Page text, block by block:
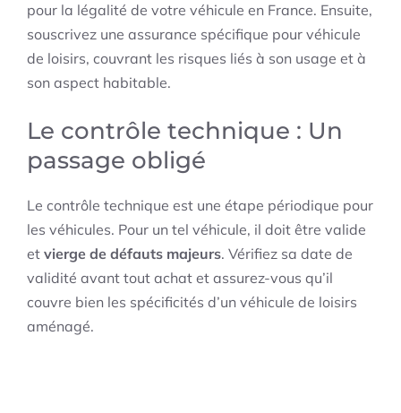
pour la légalité de votre véhicule en France. Ensuite,
souscrivez une assurance spécifique pour véhicule
de loisirs, couvrant les risques liés à son usage et à
son aspect habitable.
Le contrôle technique : Un
passage obligé
Le contrôle technique est une étape périodique pour
les véhicules. Pour un tel véhicule, il doit être valide
et vierge de défauts majeurs. Vérifiez sa date de
validité avant tout achat et assurez-vous qu’il
couvre bien les spécificités d’un véhicule de loisirs
aménagé.